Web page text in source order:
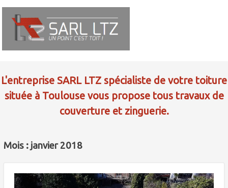
L'entreprise SARL LTZ spécialiste de votre toiture
située à Toulouse vous propose tous travaux de
couverture et zinguerie.
Mois : janvier 2018